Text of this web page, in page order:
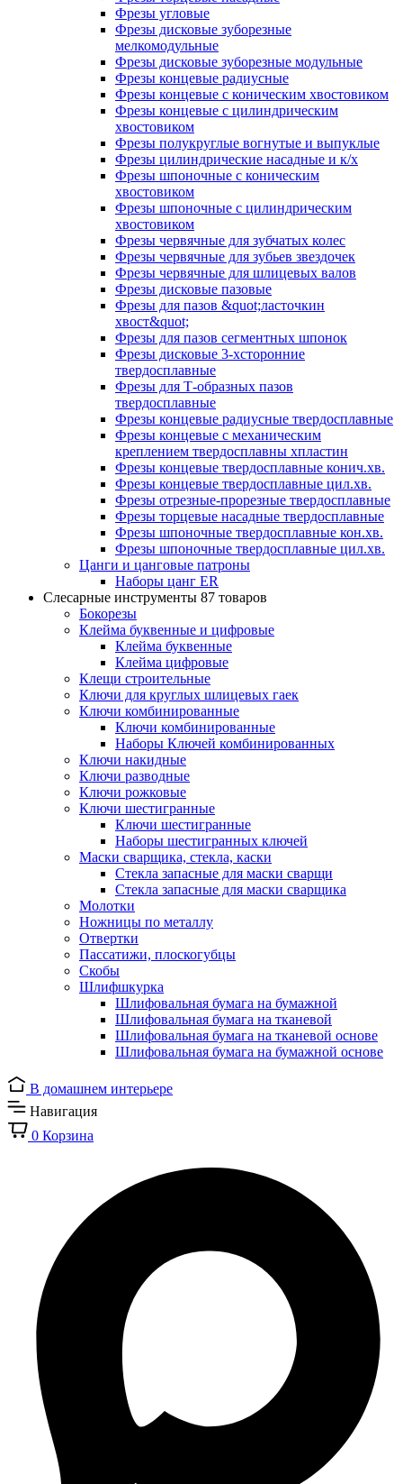
Фрезы угловые
Фрезы дисковые зуборезные
мелкомодульные
Фрезы дисковые зуборезные модульные
Фрезы концевые радиусные
Фрезы концевые с коническим хвостовиком
Фрезы концевые с цилиндрическим
хвостовиком
Фрезы полукруглые вогнутые и выпуклые
Фрезы цилиндрические насадные и к/х
Фрезы шпоночные с коническим
хвостовиком
Фрезы шпоночные с цилиндрическим
хвостовиком
Фрезы червячные для зубчатых колес
Фрезы червячные для зубьев звездочек
Фрезы червячные для шлицевых валов
Фрезы дисковые пазовые
Фрезы для пазов &quot;ласточкин
хвост&quot;
Фрезы для пазов сегментных шпонок
Фрезы дисковые 3-хсторонние
твердосплавные
Фрезы для Т-образных пазов
твердосплавные
Фрезы концевые радиусные твердосплавные
Фрезы концевые с механическим
креплением твердосплавны хпластин
Фрезы концевые твердосплавные конич.хв.
Фрезы концевые твердосплавные цил.хв.
Фрезы отрезные-прорезные твердосплавные
Фрезы торцевые насадные твердосплавные
Фрезы шпоночные твердосплавные кон.хв.
Фрезы шпоночные твердосплавные цил.хв.
Цанги и цанговые патроны
Наборы цанг ER
Слесарные инструменты 87 товаров
Бокорезы
Клейма буквенные и цифровые
Клейма буквенные
Клейма цифровые
Клещи строительные
Ключи для круглых шлицевых гаек
Ключи комбинированные
Ключи комбинированные
Наборы Ключей комбинированных
Ключи накидные
Ключи разводные
Ключи рожковые
Ключи шестигранные
Ключи шестигранные
Наборы шестигранных ключей
Маски сварщика, стекла, каски
Стекла запасные для маски сварщи
Стекла запасные для маски сварщика
Молотки
Ножницы по металлу
Отвертки
Пассатижи, плоскогубцы
Скобы
Шлифшкурка
Шлифовальная бумага на бумажной
Шлифовальная бумага на тканевой
Шлифовальная бумага на тканевой основе
Шлифовальная бумага на бумажной основе
В домашнем интерьере
Навигация
0 Корзина